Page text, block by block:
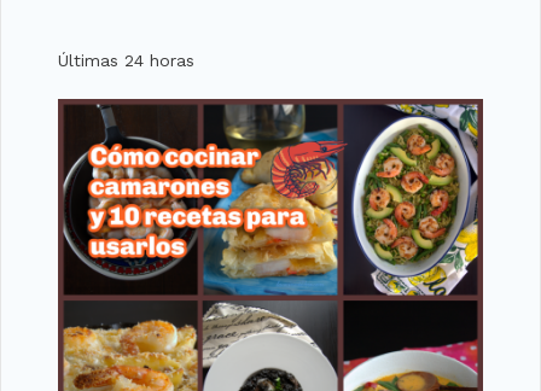
Últimas 24 horas